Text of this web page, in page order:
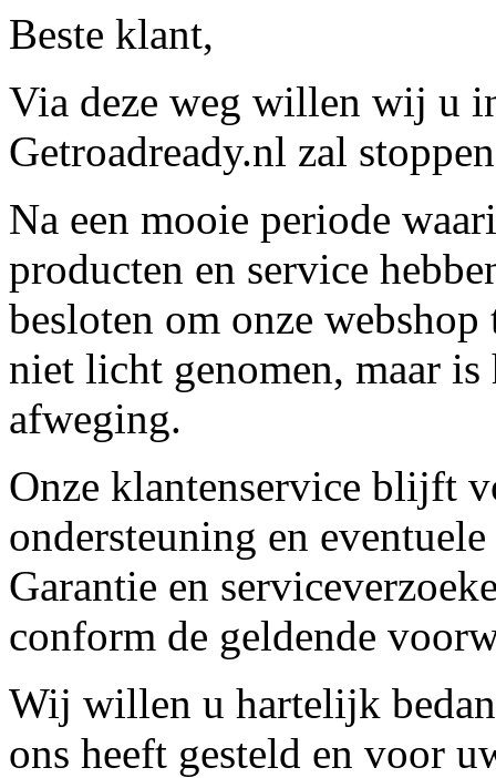
Beste klant,
Via deze weg willen wij u
Getroadready.nl zal
Na een mooie periode
producten en service
besloten om onze
niet licht genomen, maar
afweging.
Onze klantenservice blijft
ondersteuning en
Garantie en
conform de geldende
Wij willen u hartelijk
ons heeft gesteld en voor